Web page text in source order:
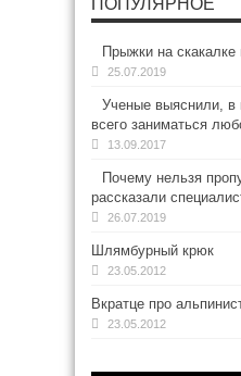
ПОПУЛЯРНОЕ
Прыжки на
25.07.2019
Ученые выяснили, в
всего заниматься
13.09.2017
Почему нельзя
рассказали
26.07.2019
Шлямбурный крюк
23.05.2012
Вкратце про
23.05.2012